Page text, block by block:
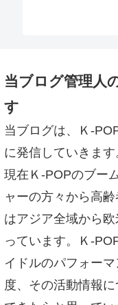
当ブログ管理人
す
当ブログは、Ｋ-
に発信していきます
現在Ｋ-POPのブー
ャーの方々から高
はアジア全域から
っています。Ｋ-
イドルのパフォー
度、その活動情報